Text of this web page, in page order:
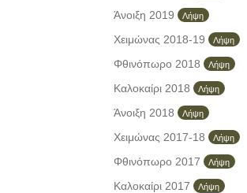
Άνοιξη 2019 Λήψη
Χειμώνας 2018-19 Λήψη
Φθινόπωρο 2018 Λήψη
Καλοκαίρι 2018 Λήψη
Άνοιξη 2018 Λήψη
Χειμώνας 2017-18 Λήψη
Φθινόπωρο 2017 Λήψη
Καλοκαίρι 2017 Λήψη